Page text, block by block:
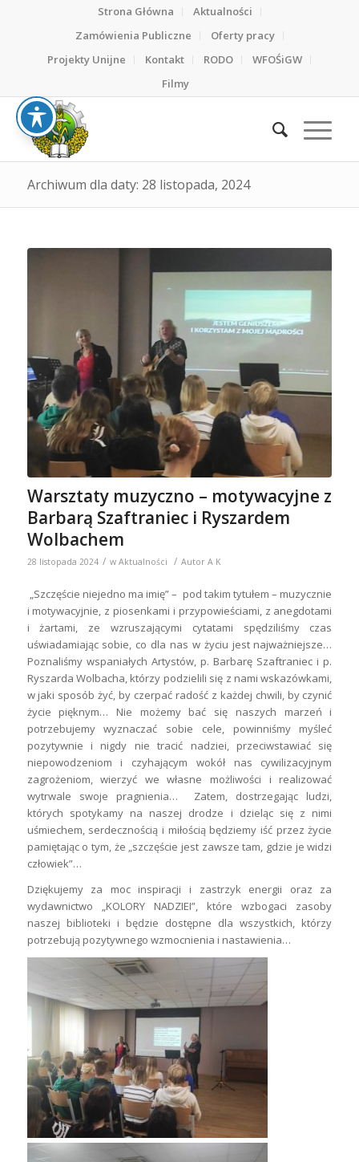
Strona Główna
Aktualności
Zamówienia Publiczne
Oferty pracy
Projekty Unijne
Kontakt RODO
WFOŚiGW
Filmy
Archiwum dla daty: 28 listopada, 2024
Warsztaty muzyczno – motywacyjne z
Barbarą Szaftraniec i Ryszardem
Wolbachem
28 listopada 2024 / w Aktualności / Autor A K
„Szczęście niejedno ma imię” – pod takim tytułem – muzycznie
i motywacyjnie, z piosenkami i przypowieściami, z anegdotami
i żartami, ze wzruszającymi cytatami spędziliśmy czas
uświadamiając sobie, co dla nas w życiu jest najważniejsze…
Poznaliśmy wspaniałych Artystów, p. Barbarę Szaftraniec i p.
Ryszarda Wolbacha, którzy podzielili się z nami wskazówkami,
w jaki sposób żyć, by czerpać radość z każdej chwili, by czynić
życie pięknym… Nie możemy bać się naszych marzeń i
potrzebujemy wyznaczać sobie cele, powinniśmy myśleć
pozytywnie i nigdy nie tracić nadziei, przeciwstawiać się
niepowodzeniom i czyhającym wokół nas cywilizacyjnym
zagrożeniom, wierzyć we własne możliwości i realizować
wytrwale swoje pragnienia… Zatem, dostrzegając ludzi,
których spotykamy na naszej drodze i dzieląc się z nimi
uśmiechem, serdecznością i miłością będziemy iść przez życie
pamiętając o tym, że „szczęście jest zawsze tam, gdzie je widzi
człowiek”…
Dziękujemy za moc inspiracji i zastrzyk energii oraz za
wydawnictwo „KOLORY NADZIEI”, które wzbogaci zasoby
naszej biblioteki i będzie dostępne dla wszystkich, którzy
potrzebują pozytywnego wzmocnienia i nastawienia…